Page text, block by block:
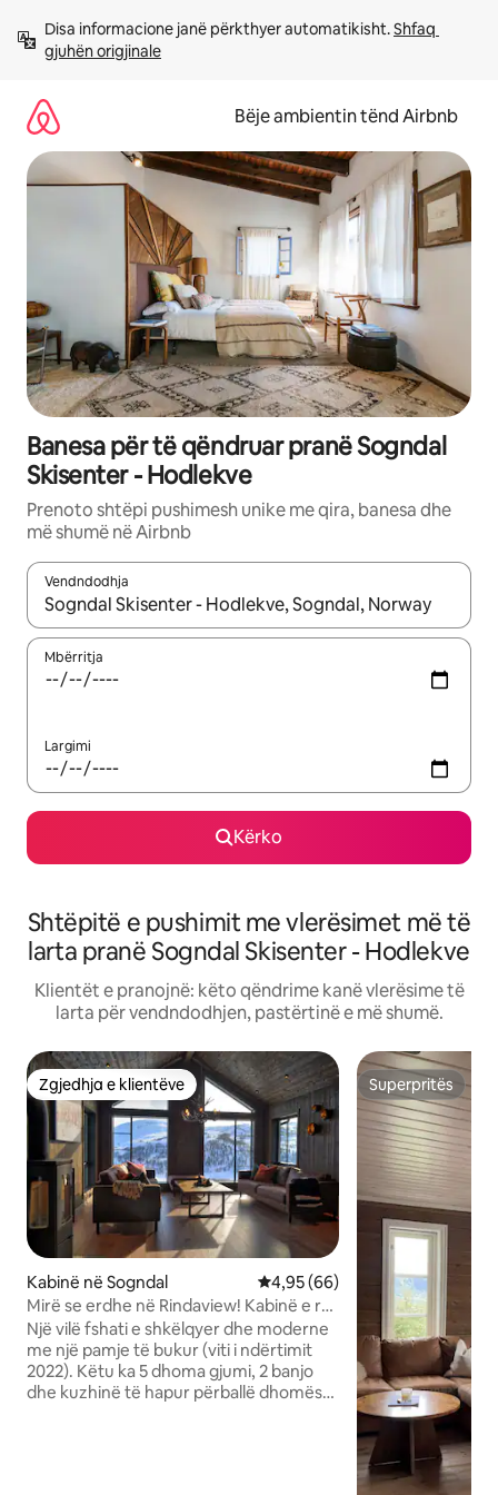
përmbajtja
Disa informacione janë përkthyer automatikisht. Shfaq
gjuhën origjinale
Bëje ambientin tënd Airbnb
Banesa për të qëndruar pranë Sogndal
Skisenter - Hodlekve
Prenoto shtëpi pushimesh unike me qira, banesa dhe
më shumë në Airbnb
Vendndodhja
Kur rezultatet të jenë të disponueshme, lëviz me butonat e
Mbërritja
Largimi
Kërko
Shtëpitë e pushimit me vlerësimet më të
larta pranë Sogndal Skisenter - Hodlekve
Klientët e pranojnë: këto qëndrime kanë vlerësime të
larta për vendndodhjen, pastërtinë e më shumë.
Zgjedhja e klientëve
Zgjedhja e klientëve
Kabinë në Sogndal Vlerësimi mesatar 4,95 nga 5,
4,95 (66)
Mirë se erdhe në Rindaview! Kabinë e re
dhe moderne
Një vilë fshati e shkëlqyer dhe moderne
me një pamje të bukur (viti i ndërtimit
2022). Këtu ka 5 dhoma gjumi, 2 banjo
dhe kuzhinë të hapur përballë dhomës
Superpritës
Superpritës